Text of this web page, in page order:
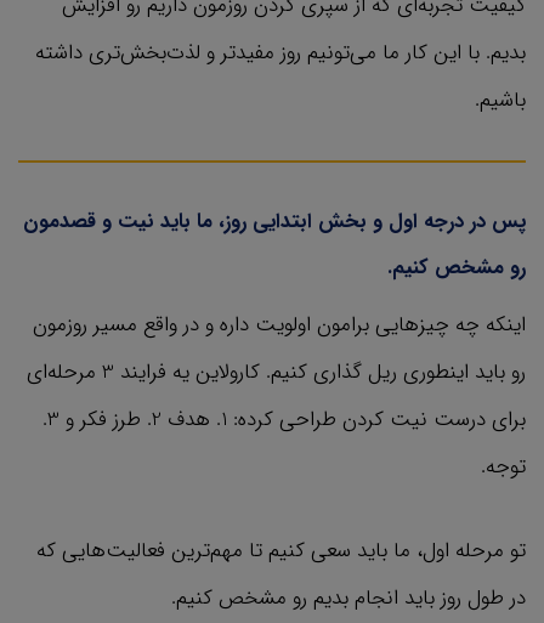
بدیم. با این کار ما می‌تونیم روز مفیدتر و لذت‌بخش‌تری داشته
باشیم.
پس در درجه اول و بخش ابتدایی روز، ما باید نیت و قصدمون
رو مشخص کنیم.
اینکه چه چیزهایی برامون اولویت داره و در واقع مسیر روزمون
رو باید اینطوری ریل گذاری کنیم. کارولاین یه فرایند 3 مرحله‌ای
برای درست نیت کردن طراحی کرده: 1. هدف 2. طرز فکر و 3.
توجه.
تو مرحله اول، ما باید سعی کنیم تا مهم‌ترین فعالیت‌هایی که
در طول روز باید انجام بدیم رو مشخص کنیم.